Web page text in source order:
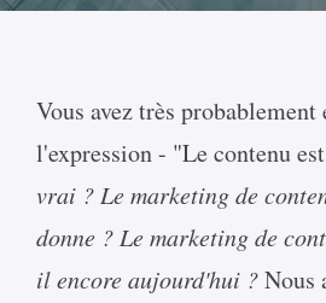
Vous avez très probablement
l'expression - "Le contenu
vrai ? Le marketing de
donne ? Le marketing de
il encore aujourd'hui ?Nous